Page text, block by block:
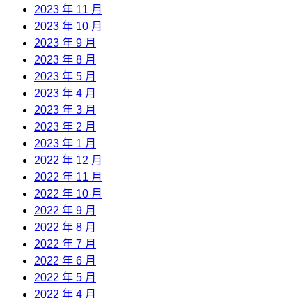
2023 年 11 月
2023 年 10 月
2023 年 9 月
2023 年 8 月
2023 年 5 月
2023 年 4 月
2023 年 3 月
2023 年 2 月
2023 年 1 月
2022 年 12 月
2022 年 11 月
2022 年 10 月
2022 年 9 月
2022 年 8 月
2022 年 7 月
2022 年 6 月
2022 年 5 月
2022 年 4 月